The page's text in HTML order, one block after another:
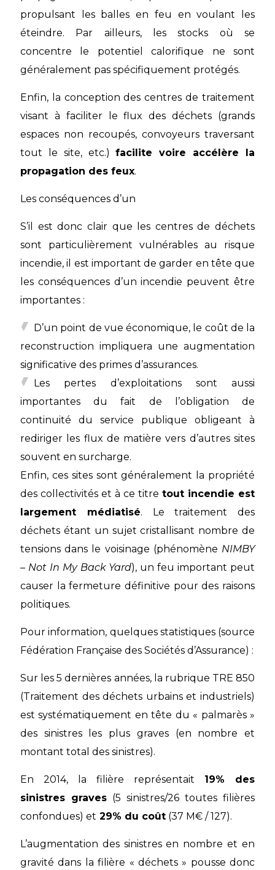
propulsant les balles en feu en voulant les
éteindre. Par ailleurs, les stocks où se
concentre le potentiel calorifique ne sont
généralement pas spécifiquement protégés.
Enfin, la conception des centres de traitement
visant à faciliter le flux des déchets (grands
espaces non recoupés, convoyeurs traversant
tout le site, etc.)facilite voire accélère la
propagation des feux.
Les conséquences d’un
S’il est donc clair que les centres de déchets
sont particulièrement vulnérables au risque
incendie, il est important de garder en tête que
les conséquences d’un incendie peuvent être
importantes :
D’un point de vue économique, le coût de la
reconstruction impliquera une augmentation
significative des primes d’assurances.
Les pertes d’exploitations sont aussi
importantes du fait de l’obligation de
continuité du service publique obligeant à
rediriger les flux de matière vers d’autres sites
souvent en surcharge.
Enfin, ces sites sont généralement la propriété
des collectivités et à ce titre tout incendie est
largement médiatisé. Le traitement des
déchets étant un sujet cristallisant nombre de
tensions dans le voisinage (phénomène NIMBY
– Not In My Back Yard), un feu important peut
causer la fermeture définitive pour des raisons
politiques.
Pour information, quelques statistiques (source
Fédération Française des Sociétés d’Assurance) :
Sur les 5 dernières années, la rubrique TRE 850
(Traitement des déchets urbains et industriels)
est systématiquement en tête du « palmarès »
des sinistres les plus graves (en nombre et
montant total des sinistres).
En 2014, la filière représentait 19% des
sinistres graves (5 sinistres/26 toutes filières
confondues) et 29% du coût (37 M€ / 127).
L’augmentation des sinistres en nombre et en
gravité dans la filière « déchets » pousse donc